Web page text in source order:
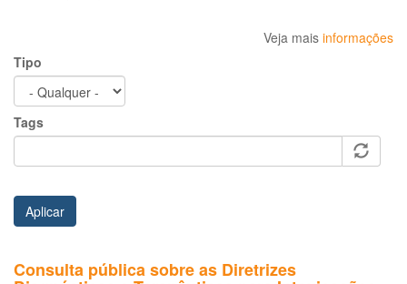
Veja mais informações
Tipo
Tags
Aplicar
Consulta pública sobre as Diretrizes